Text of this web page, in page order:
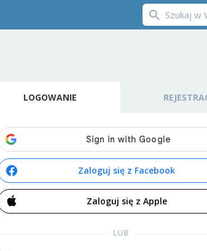
LOGOWANIE
Zaloguj się z Facebook
Zaloguj się z Apple
LUB